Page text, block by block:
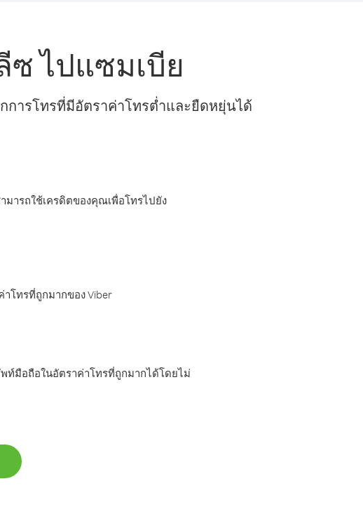
ซ ไปแซมเบีย
การโทรที่มีอัตราค่าโทรต่ำและยืดหยุ่นได้
มารถใช้เครดิตของคุณเพื่อโทรไปยัง
โทรที่ถูกมากของ Viber
ท์มือถือในอัตราค่าโทรที่ถูกมากได้โดยไม่